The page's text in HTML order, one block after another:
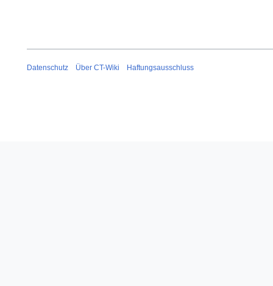
Datenschutz Über CT-Wiki Haftungsausschluss